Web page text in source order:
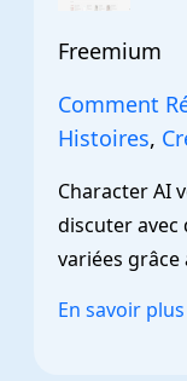
Freemium
Comment
Histoires,
Character AI
discuter avec
variées
En savoir plus